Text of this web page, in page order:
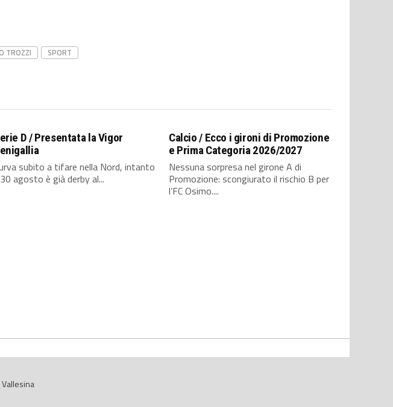
TROZZI SPORT
D / Presentata la Vigor
subito a tifare nella Nord, intanto
agosto è già derby al...
Calcio / Ecco i gironi di Promozione
e Prima Categoria 2026/2027
Nessuna sorpresa nel girone A di
Promozione: scongiurato il rischio B per
l’FC Osimo....